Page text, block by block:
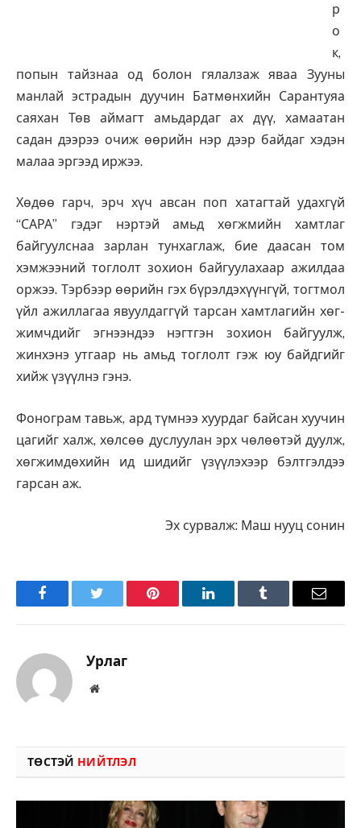
р
о
к,
попын тайзнаа од болон гялалзаж яваа Зууны
манлай эстрадын дуучин Батмөнхийн Сарантуяа
саяхан Төв аймагт амьдардаг ах дүү, хамаатан
садан дээрээ очиж өөрийн нэр дээр байдаг хэдэн
малаа эргээд иржээ.
Хөдөө гарч, эрч хүч авсан поп хатаг­тай удахгүй
“САРА” гэдэг нэртэй амьд хөгжмийн хамтлаг
байгуулснаа зарлан тунхаглаж, бие даасан том
хэмжээний тоглолт зохион байгуу­лахаар ажилдаа
оржээ. Тэрбээр өөрийн гэх бүрэлдэ­хүүнгүй, тогтмол
үйл ажиллагаа явуул­даггүй тарсан хамтлагийн хөг­­
жимч­дийг эгнээндээ нэгтгэн зо­хион байгуулж,
жинхэнэ утгаар нь амьд тоглолт гэж юу байдгийг
хийж үзүүлнэ гэнэ.
Фонограм тавьж, ард түмнээ хуурдаг байсан хуучин
цагийг халж, хөлсөө дуслуулан эрх чөлөөтэй дуулж,
хөгжимдөхийн ид шидийг үзүү­лэхээр бэлтгэлдээ
гарсан аж.
Эх сурвалж: Маш нууц сонин
FacebookTwitter Pinterest LinkedInTumblr Имэйл
Урлаг
Вэбсайт
ТӨСТЭЙ НИЙТЛЭЛ